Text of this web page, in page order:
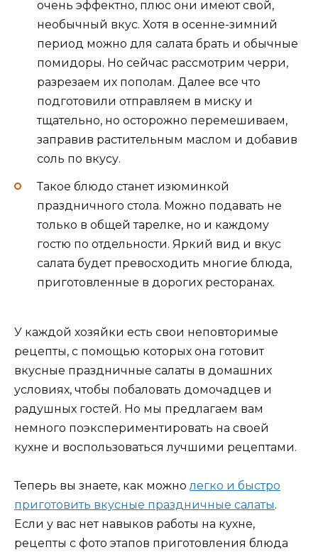
очень эффектно, плюс они имеют свой,
необычный вкус. Хотя в осенне-зимний
период можно для салата брать и обычные
помидоры. Но сейчас рассмотрим черри,
разрезаем их пополам. Далее все что
подготовили отправляем в миску и
тщательно, но осторожно перемешиваем,
заправив растительным маслом и добавив
соль по вкусу.
Такое блюдо станет изюминкой
праздничного стола. Можно подавать не
только в общей тарелке, но и каждому
гостю по отдельности. Яркий вид и вкус
салата будет превосходить многие блюда,
приготовленные в дорогих ресторанах.
У каждой хозяйки есть свои неповторимые
рецепты, с помощью которых она готовит
вкусные праздничные салаты в домашних
условиях, чтобы побаловать домочадцев и
радушных гостей. Но мы предлагаем вам
немного поэкспериментировать на своей
кухне и воспользоваться лучшими рецептами.
Теперь вы знаете, как можнолегко и быстро
приготовить вкусные праздничные салаты.
Если у вас нет навыков работы на кухне,
рецепты с фото этапов приготовления блюда